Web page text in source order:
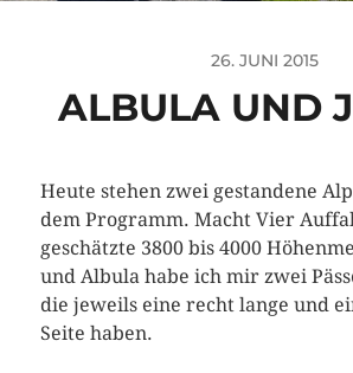
26. JUNI 2015
ALBULA UND
Heute stehen zwei gestandene
dem Programm. Macht Vier
geschätzte 3800 bis 4000
und Albula habe ich mir zwei
die jeweils eine recht lange und
Seite haben.